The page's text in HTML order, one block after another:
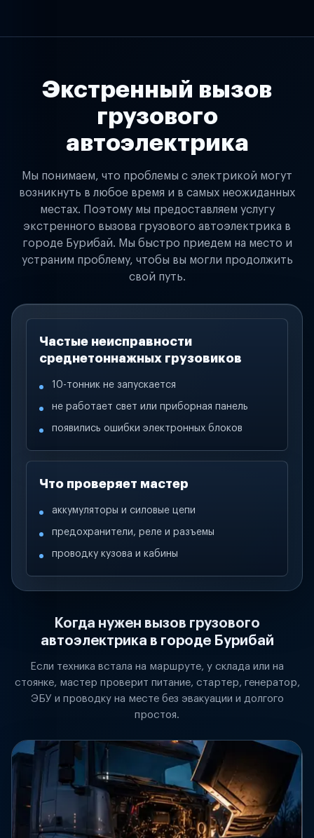
Экстренный вызов
грузового
автоэлектрика
Мы понимаем, что проблемы с электрикой могут
возникнуть в любое время и в самых неожиданных
местах. Поэтому мы предоставляем услугу
экстренного вызова грузового автоэлектрика в
городе Бурибай. Мы быстро приедем на место и
устраним проблему, чтобы вы могли продолжить
свой путь.
Частые неисправности
среднетоннажных грузовиков
10-тонник не запускается
не работает свет или приборная панель
появились ошибки электронных блоков
Что проверяет мастер
аккумуляторы и силовые цепи
предохранители, реле и разъемы
проводку кузова и кабины
Когда нужен вызов грузового
автоэлектрика в городе Бурибай
Если техника встала на маршруте, у склада или на
стоянке, мастер проверит питание, стартер, генератор,
ЭБУ и проводку на месте без эвакуации и долгого
простоя.